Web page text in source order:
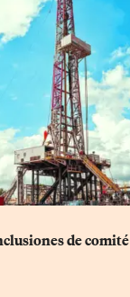
de comité